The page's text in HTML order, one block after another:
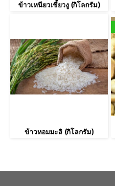
ข้าวเหนียวเขี้ยวงู (กิโลกรัม)
ข้าวหอมมะลิ (กิโลกรัม)